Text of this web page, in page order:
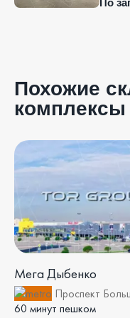
Похожие
комплексы
Мега Дыбенко
Проспект
60 минут пешком